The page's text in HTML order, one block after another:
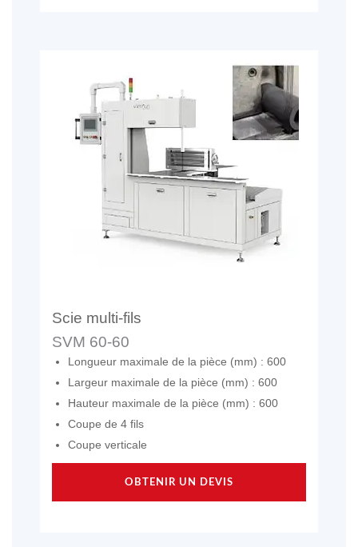
Scie multi-fils
SVM 60-60
Longueur maximale de la pièce (mm) : 600
Largeur maximale de la pièce (mm) : 600
Hauteur maximale de la pièce (mm) : 600
Coupe de 4 fils
Coupe verticale
OBTENIR UN DEVIS